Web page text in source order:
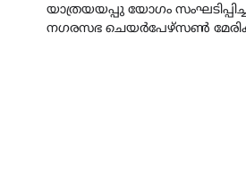
യാത്രയയപ്പു യോഗം
നഗരസഭ ചെയർപേഴ്സൺ